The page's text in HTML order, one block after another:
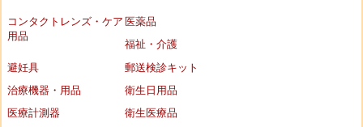
コンタクトレンズ・ケア
用品
医薬品
福祉・介護
避妊具
郵送検診キット
治療機器・用品
衛生日用品
医療計測器
衛生医療品